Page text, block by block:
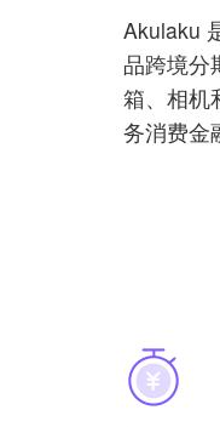
Akulaku
品跨境分
箱、相机
务消费金